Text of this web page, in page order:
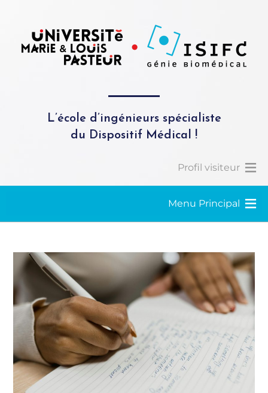
L’école d’ingénieurs spécialiste
du Dispositif Médical !
Profil visiteur
Menu Principal